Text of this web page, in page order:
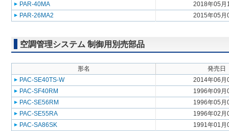
PAR-40MA
2018年05月
PAR-26MA2
2015年05月
空調管理システム 制御用別売部品
形名
発売日
PAC-SE40TS-W
2014年06月
PAC-SF40RM
1996年09月
PAC-SE56RM
1996年05月
PAC-SE55RA
1996年02月
PAC-SA86SK
1991年01月